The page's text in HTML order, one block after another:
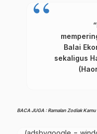
Balai
sekaligus
BACA JUGA : Ramalan Zodiak